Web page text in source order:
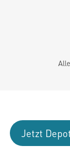
Jetzt